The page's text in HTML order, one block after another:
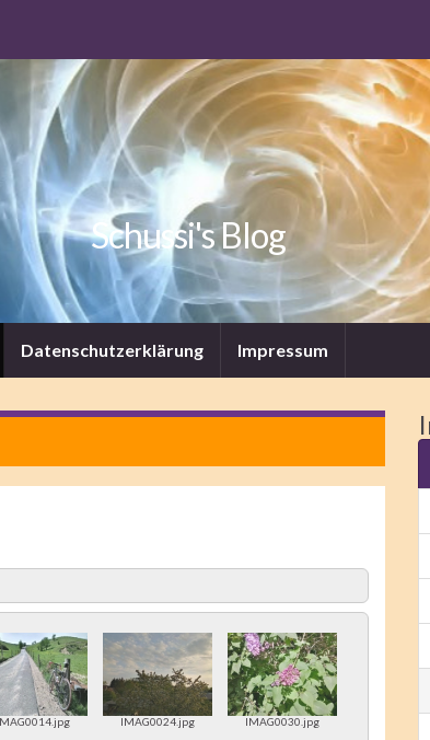
Schussi's Blog
Datenschutzerklärung Impressum
IMAG0024.jpg IMAG0030.jpg